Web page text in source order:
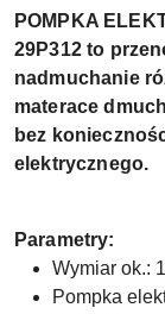
POMPKA
29P312 to
nadmuchanie
materace
bez
elektrycznego.
Parametry:
Wymiar ok.:
Pompka